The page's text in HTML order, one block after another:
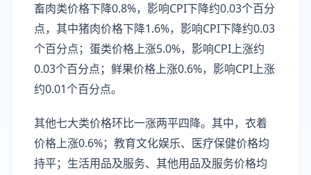
畜肉类价格下降0.8%，影响CPI下降约0.03个百分
点，其中猪肉价格下降1.6%，影响CPI下降约0.03
个百分点；蛋类价格上涨5.0%，影响CPI上涨约
0.03个百分点；鲜果价格上涨0.6%，影响CPI上涨
约0.01个百分点。
其他七大类价格环比一涨两平四降。其中，衣着
价格上涨0.6%；教育文化娱乐、医疗保健价格均
持平；生活用品及服务、其他用品及服务价格均